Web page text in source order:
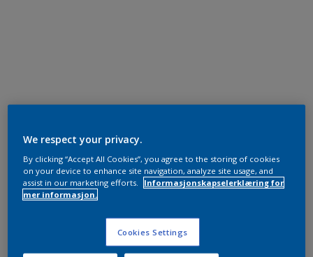
We respect your privacy.
By clicking “Accept All Cookies”, you agree to the storing of cookies
on your device to enhance site navigation, analyze site usage, and
assist in our marketing efforts.
Informasjonskapselerklæring for
mer informasjon.
Cookies Settings